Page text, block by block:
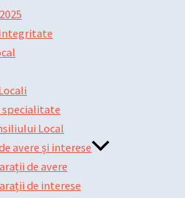
specialitate
Local
avere și interese
de avere
de interese